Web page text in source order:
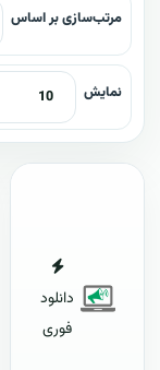
مرتب‌سازی بر اساس
نمایش
دانلود
فوری